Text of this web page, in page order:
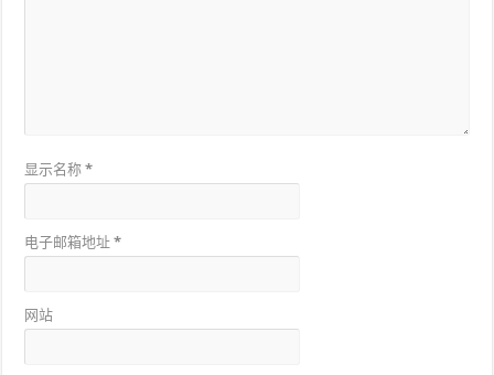
显示名称*
电子邮箱地址*
网站